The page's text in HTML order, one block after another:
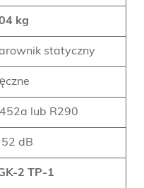
kg
statyczny
lub R290
52 dB
2 TP-1